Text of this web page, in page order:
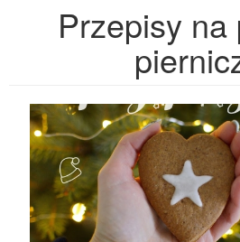
Przepisy na